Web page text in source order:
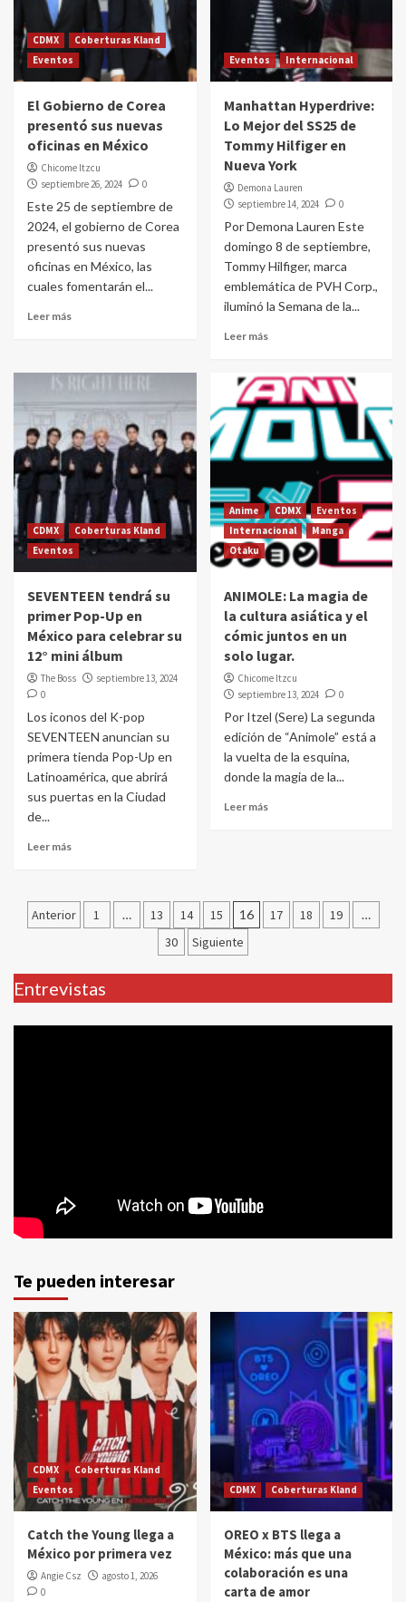
CDMX
Coberturas Kland
Eventos
El Gobierno de Corea
presentó sus nuevas
oficinas en México
Chicome Itzcu
septiembre 26, 2024
0
Este 25 de septiembre de
2024, el gobierno de Corea
presentó sus nuevas
oficinas en México, las
cuales fomentarán el...
Leer más
Eventos Internacional
Manhattan Hyperdrive:
Lo Mejor del SS25 de
Tommy Hilfiger en
Nueva York
Demona Lauren
septiembre 14, 2024
0
Por Demona Lauren Este
domingo 8 de septiembre,
Tommy Hilfiger, marca
emblemática de PVH Corp.,
iluminó la Semana de la...
Leer más
CDMX
Coberturas Kland
Eventos
SEVENTEEN tendrá su
primer Pop-Up en
México para celebrar su
12° mini álbum
The Boss
septiembre 13, 2024
0
Los iconos del K-pop
SEVENTEEN anuncian su
primera tienda Pop-Up en
Latinoamérica, que abrirá
sus puertas en la Ciudad
de...
Leer más
Anime CDMX
Eventos
Internacional
Manga
Otaku
ANIMOLE: La magia de
la cultura asiática y el
cómic juntos en un
solo lugar.
Chicome Itzcu
septiembre 13, 2024
0
Por Itzel (Sere) La segunda
edición de “Animole” está a
la vuelta de la esquina,
donde la magia de la...
Leer más
Paginación
entradas
Anterior 1 … 13 14 15 16 17 18 19 …
30 Siguiente
Entrevistas
Te pueden interesar
CDMX
Coberturas Kland
Eventos
Catch the Young llega a
México por primera vez
Angie Csz
agosto 1, 2026
0
CDMX Coberturas Kland
OREO x BTS llega a
México: más que una
colaboración es una
carta de amor